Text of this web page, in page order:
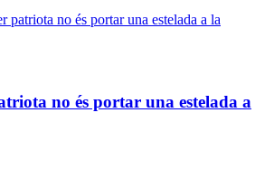
no és portar una estelada a